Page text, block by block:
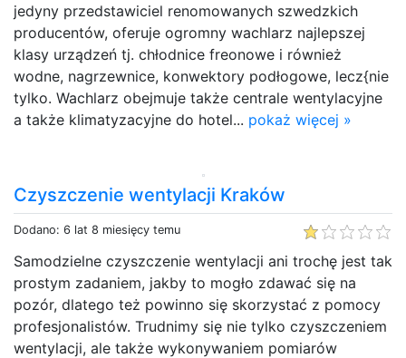
jedyny przedstawiciel renomowanych szwedzkich
producentów, oferuje ogromny wachlarz najlepszej
klasy urządzeń tj. chłodnice freonowe i również
wodne, nagrzewnice, konwektory podłogowe, lecz{nie
tylko. Wachlarz obejmuje także centrale wentylacyjne
a także klimatyzacyjne do hotel... pokaż więcej »
Czyszczenie wentylacji Kraków
Dodano: 6 lat 8 miesięcy temu
Samodzielne czyszczenie wentylacji ani trochę jest tak
prostym zadaniem, jakby to mogło zdawać się na
pozór, dlatego też powinno się skorzystać z pomocy
profesjonalistów. Trudnimy się nie tylko czyszczeniem
wentylacji, ale także wykonywaniem pomiarów